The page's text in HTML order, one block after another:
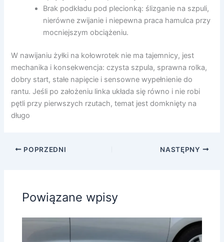
Brak podkładu pod plecionką: ślizganie na szpuli,
nierówne zwijanie i niepewna praca hamulca przy
mocniejszym obciążeniu.
W nawijaniu żyłki na kołowrotek nie ma tajemnicy, jest
mechanika i konsekwencja: czysta szpula, sprawna rolka,
dobry start, stałe napięcie i sensowne wypełnienie do
rantu. Jeśli po założeniu linka układa się równo i nie robi
pętli przy pierwszych rzutach, temat jest domknięty na
długo
POPRZEDNI NASTĘPNY
Powiązane wpisy